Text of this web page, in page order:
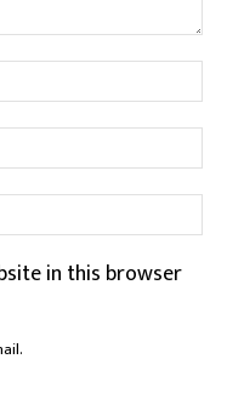
in this browser